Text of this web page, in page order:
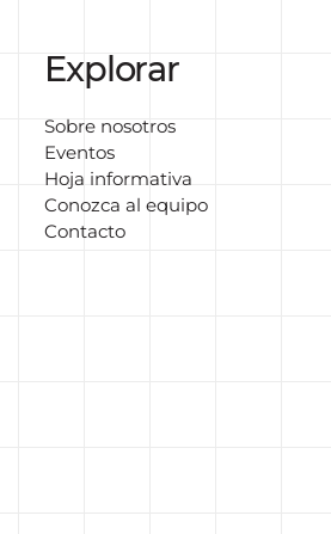
Sobre nosotros
Eventos
Hoja informativa
Conozca al equipo
Contacto
Explorar